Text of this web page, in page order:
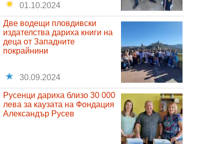
01.10.2024
Две водещи пловдивски
издателства дариха книги на
деца от Западните
покрайнини
30.09.2024
Русенци дариха близо 30 000
лева за каузата на Фондация
Александър Русев